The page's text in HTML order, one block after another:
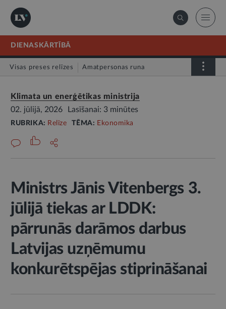
DIENASKĀRTĪBĀ
Visas preses relīzes Amatpersonas runa
Klimata un enerģētikas ministrija
02. jūlijā, 2026
Lasīšanai: 3 minūtes
RUBRIKA: Relīze TĒMA: Ekonomika
Ministrs Jānis Vitenbergs 3.
jūlijā tiekas ar LDDK:
pārrunās darāmos darbus
Latvijas uzņēmumu
konkurētspējas stiprināšanai